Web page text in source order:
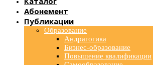
Абонемент
Публикации
Образование
Андрагогика
Бизнес-образование
Повышение квалификации